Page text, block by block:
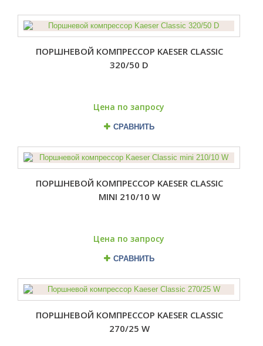
ПОРШНЕВОЙ КОМПРЕССОР KAESER CLASSIC
320/50 D
Цена по запросу
СРАВНИТЬ
ПОРШНЕВОЙ КОМПРЕССОР KAESER CLASSIC
MINI 210/10 W
Цена по запросу
СРАВНИТЬ
ПОРШНЕВОЙ КОМПРЕССОР KAESER CLASSIC
270/25 W